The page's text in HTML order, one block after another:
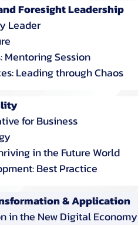
Foresight Leadership
Leader
Mentoring Session
Leading through Chaos
for Business
in the Future World​
Best Practice
& Application
in the New Digital Economy